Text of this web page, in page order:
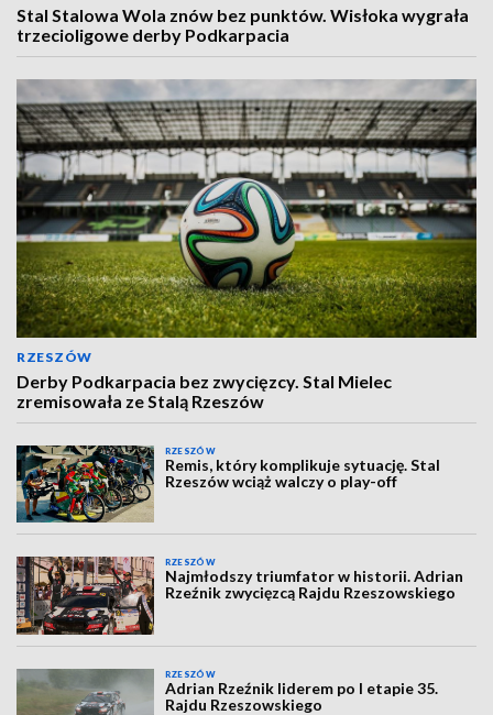
Stal Stalowa Wola znów bez punktów. Wisłoka wygrała
trzecioligowe derby Podkarpacia
RZESZÓW
Derby Podkarpacia bez zwycięzcy. Stal Mielec
zremisowała ze Stalą Rzeszów
RZESZÓW
Remis, który komplikuje sytuację. Stal
Rzeszów wciąż walczy o play-off
RZESZÓW
Najmłodszy triumfator w historii. Adrian
Rzeźnik zwycięzcą Rajdu Rzeszowskiego
RZESZÓW
Adrian Rzeźnik liderem po I etapie 35.
Rajdu Rzeszowskiego